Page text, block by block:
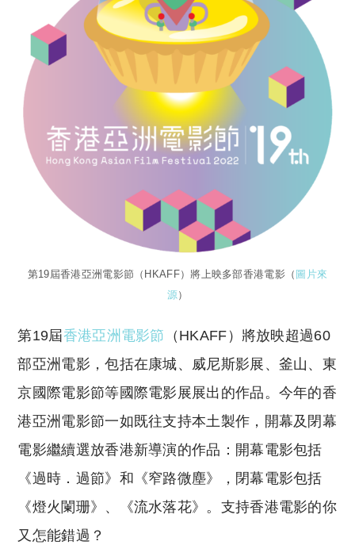
第19屆香港亞洲電影節（HKAFF）將上映多部香港電影（ 圖片來
源）
第19屆香港亞洲電影節 （HKAFF）將放映超過60
部亞洲電影，包括在康城、威尼斯影展、釜山、東
京國際電影節等國際電影展展出的作品。今年的香
港亞洲電影節一如既往支持本土製作，開幕及閉幕
電影繼續選放香港新導演的作品：開幕電影包括
《過時．過節》和《窄路微塵》，閉幕電影包括
《燈火闌珊》、《流水落花》。支持香港電影的你
又怎能錯過？